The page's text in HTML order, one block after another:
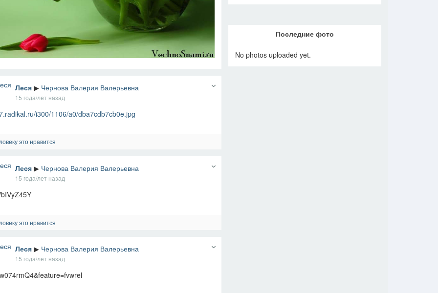
Последние фото
No photos uploaded yet.
Леся ▶ Чернова Валерия Валерьевна
15 года/лет назад
i300/1106/a0/dba7cdb7cb0e.jpg
это нравится
Леся ▶ Чернова Валерия Валерьевна
15 года/лет назад
это нравится
Леся ▶ Чернова Валерия Валерьевна
15 года/лет назад